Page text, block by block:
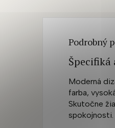
Podrobný
Špecifiká
Moderná
farba,
Skutočne
spokojnosti.